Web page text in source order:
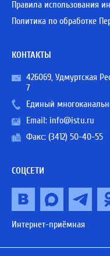
Правила использования
Политика по обработке
КОНТАКТЫ
426069, Удмуртская
7
Единый
Email: info@istu.ru
Факс: (3412) 50-40-55
СОЦСЕТИ
Интернет-приёмная